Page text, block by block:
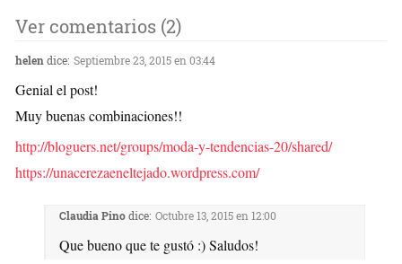
Ver comentarios (2)
helendice: Septiembre 23, 2015 en 03:44
Genial el post!
Muy buenas combinaciones!!
http://bloguers.net/groups/moda-y-tendencias-20/shared/
https://unacerezaeneltejado.wordpress.com/
Claudia Pino dice: Octubre 13, 2015 en 12:00
Que bueno que te gustó :) Saludos!